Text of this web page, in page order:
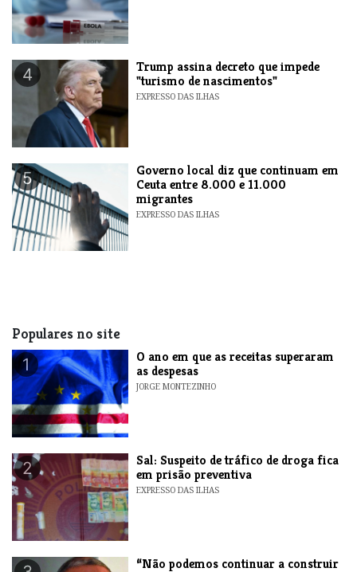
4
Trump assina decreto que impede
"turismo de nascimentos"
EXPRESSO DAS ILHAS
5
​Governo local diz que continuam em
Ceuta entre 8.000 e 11.000
migrantes
EXPRESSO DAS ILHAS
Populares no site
1
O ano em que as receitas superaram
as despesas
JORGE MONTEZINHO
2
​Sal: Suspeito de tráfico de droga fica
em prisão preventiva
EXPRESSO DAS ILHAS
“Não podemos continuar a construir